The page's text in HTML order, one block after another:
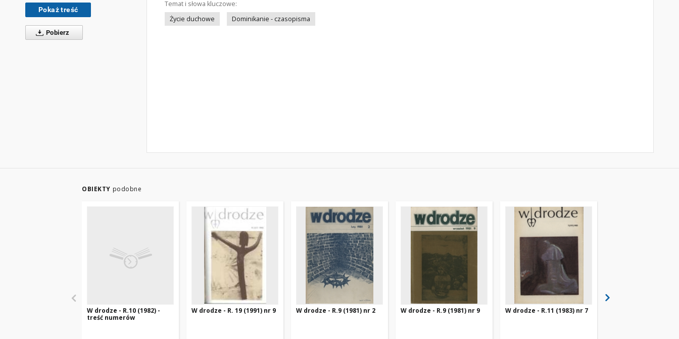
Pokaż treść
Pobierz
Temat i słowa kluczowe:
Życie duchowe
Dominikanie - czasopisma
OBIEKTY podobne
W drodze - R.10 (1982) -
treść numerów
W drodze - R. 19 (1991) nr 9 W drodze - R.9 (1981) nr 2 W drodze - R.9 (1981) nr 9 W drodze - R.11 (1983) nr 7